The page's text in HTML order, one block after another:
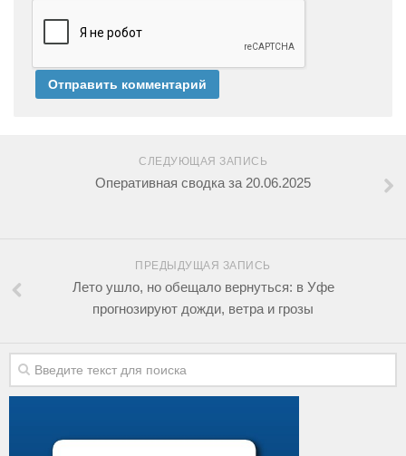
СЛЕДУЮЩАЯ ЗАПИСЬ
Оперативная сводка за 20.06.2025
ПРЕДЫДУЩАЯ ЗАПИСЬ
Лето ушло, но обещало вернуться: в Уфе
прогнозируют дожди, ветра и грозы